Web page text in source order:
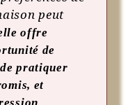
peut
offre
de
pratiquer
et